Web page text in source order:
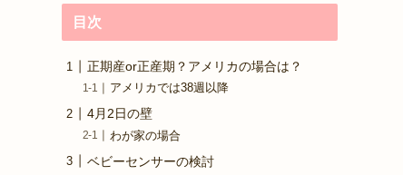
目次
正期産or正産期？アメリカの場合は？
アメリカでは38週以降
4月2日の壁
わが家の場合
ベビーセンサーの検討